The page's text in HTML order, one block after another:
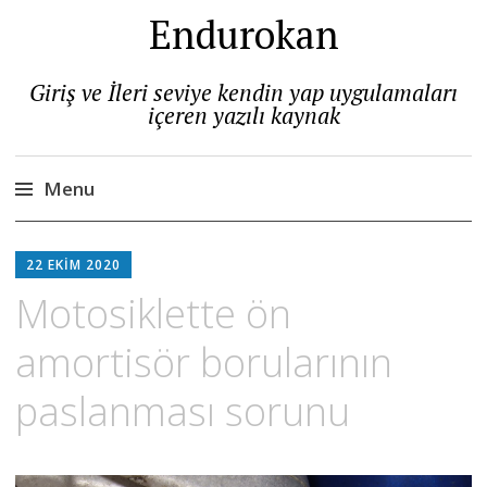
Endurokan
Giriş ve İleri seviye kendin yap uygulamaları
içeren yazılı kaynak
Menu
to
22 EKIM 2020
Motosiklette ön
amortisör borularının
paslanması sorunu